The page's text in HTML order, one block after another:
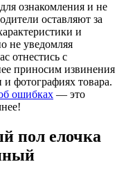
ознакомления и не
оставляют за
и
не уведомляя
отнестись с
приносим извинения
фотографиях товара.
ошибках — это
елочка